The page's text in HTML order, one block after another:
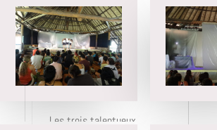
Les trois talentueux